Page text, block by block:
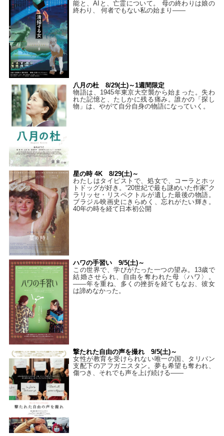
能と、AIと、亡霊について。 母の終わりは娘の
終わり、 何者でもない私の始まり――
八月の杜 8/29(土)～1週間限定
物語は、1945年東京大空襲から始まった。失わ
れた記憶と、たしかに残る痛み。誰かの「探し
物」は、やがて自分自身の物語になっていく。
星の時 4K 8/29(土)～
わたしはタイピストで、処⼥で、コーラとホッ
トドッグが好き。“20世紀で最も謎めいた作家”ク
ラリッセ・リスペクトルが遺した最後の物語。
ブラジル映画史にきらめく、忘れがたい輝き。
40年の時を経て⽇本初公開
ハワの手習い 9/5(土)～
この世界で、学びがたった一つの望み。13歳で
結婚させられ、自由を奪われた母〈ハワ〉。
——年を重ね、多くの挫折を経てもなお、彼女
は諦めなかった。
撃たれた自由の声を撮れ 9/5(土)～
女性が教育を受けられない唯一の国、タリバン
支配下のアフガニスタン。夢も希望も奪われ、
傷つき、それでも声を上げ続ける——